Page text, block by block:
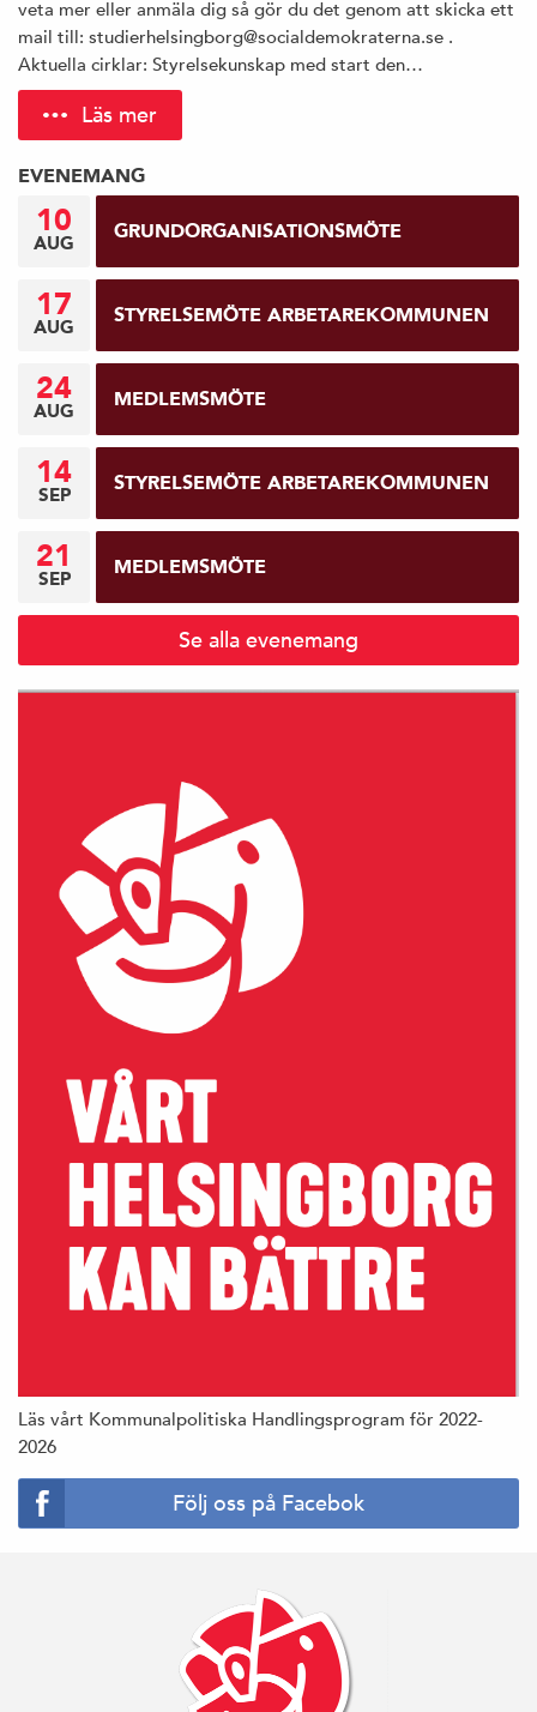
veta mer eller anmäla dig så gör du det genom att skicka ett
mail till: studierhelsingborg@socialdemokraterna.se .
Aktuella cirklar: Styrelsekunskap med start den…
Läs mer
EVENEMANG
10
AUG GRUNDORGANISATIONSMÖTE
17
AUG STYRELSEMÖTE ARBETAREKOMMUNEN
24
AUG MEDLEMSMÖTE
14
SEP STYRELSEMÖTE ARBETAREKOMMUNEN
21
SEP MEDLEMSMÖTE
Se alla evenemang
Läs vårt Kommunalpolitiska Handlingsprogram för 2022-
2026
Följ oss på Facebok